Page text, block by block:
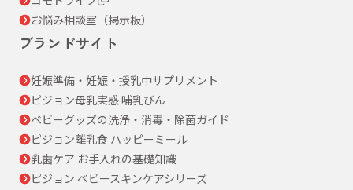
お悩み相談室（掲示板）
ブランドサイト
妊娠準備・妊娠・授乳中サプリメント
ピジョン母乳実感 哺乳びん
ベビーグッズの洗浄・消毒・除菌ガイド
ピジョン離乳食 ハッピーミール
乳歯ケア お手入れの基礎知識
ピジョン ベビースキンケアシリーズ